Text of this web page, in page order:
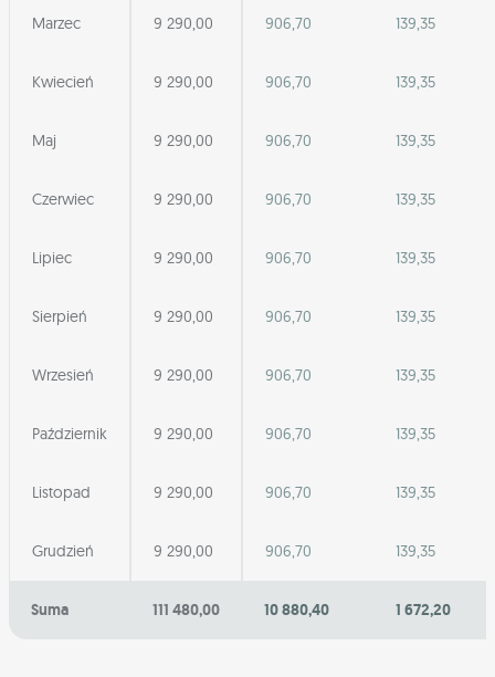
Marzec 9 290,00 906,70 139,35
Kwiecień 9 290,00 906,70 139,35
Maj 9 290,00 906,70 139,35
Czerwiec 9 290,00 906,70 139,35
Lipiec 9 290,00 906,70 139,35
Sierpień 9 290,00 906,70 139,35
Wrzesień 9 290,00 906,70 139,35
Październik 9 290,00 906,70 139,35
Listopad 9 290,00 906,70 139,35
Grudzień 9 290,00 906,70 139,35
Suma 111 480,00 10 880,40 1 672,20